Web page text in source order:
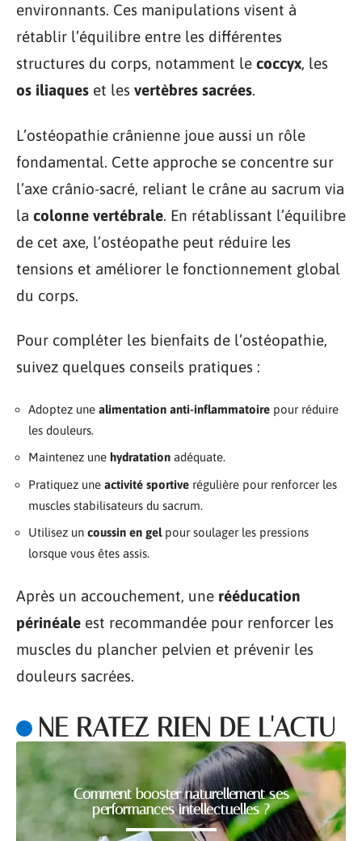
environnants. Ces manipulations visent à
rétablir l’équilibre entre les différentes
structures du corps, notamment le coccyx, les
os iliaques et les vertèbres sacrées.
L’ostéopathie crânienne joue aussi un rôle
fondamental. Cette approche se concentre sur
l’axe crânio-sacré, reliant le crâne au sacrum via
la colonne vertébrale. En rétablissant l’équilibre
de cet axe, l’ostéopathe peut réduire les
tensions et améliorer le fonctionnement global
du corps.
Pour compléter les bienfaits de l’ostéopathie,
suivez quelques conseils pratiques :
Adoptez une alimentation anti-inflammatoire pour réduire
les douleurs.
Maintenez une hydratation adéquate.
Pratiquez une activité sportive régulière pour renforcer les
muscles stabilisateurs du sacrum.
Utilisez un coussin en gelpour soulager les pressions
lorsque vous êtes assis.
Après un accouchement, une rééducation
périnéale est recommandée pour renforcer les
muscles du plancher pelvien et prévenir les
douleurs sacrées.
NE RATEZ RIEN DE L'ACTU
Comment booster naturellement ses
performances intellectuelles ?